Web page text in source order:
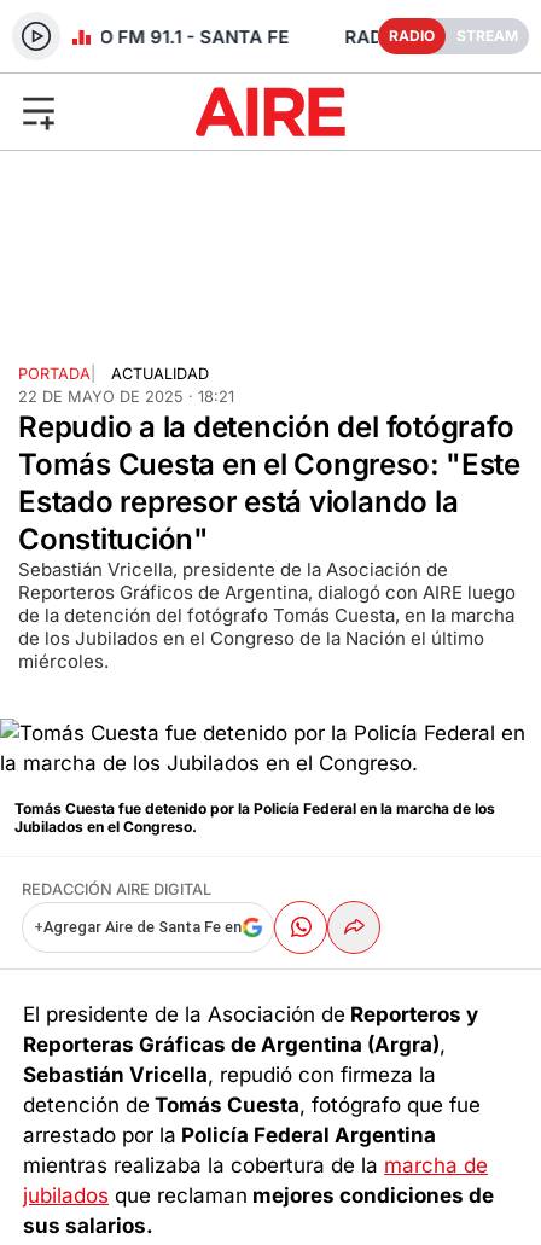
EN VIVO FM 91.1 - SANTA FE RADIO STREAM
PORTADA
ACTUALIDAD
22 DE MAYO DE 2025 · 18:21
Repudio a la detención del fotógrafo
Tomás Cuesta en el Congreso: "Este
Estado represor está violando la
Constitución"
Sebastián Vricella, presidente de la Asociación de
Reporteros Gráficos de Argentina, dialogó con AIRE luego
de la detención del fotógrafo Tomás Cuesta, en la marcha
de los Jubilados en el Congreso de la Nación el último
miércoles.
Tomás Cuesta fue detenido por la Policía Federal en la marcha de los
Jubilados en el Congreso.
REDACCIÓN AIRE DIGITAL
+Agregar Aire de Santa Fe en
El presidente de la Asociación de Reporteros y
Reporteras Gráficas de Argentina (Argra),
Sebastián Vricella, repudió con firmeza la
detención de Tomás Cuesta, fotógrafo que fue
arrestado por la Policía Federal Argentina
mientras realizaba la cobertura de la marcha de
jubilados que reclaman mejores condiciones de
sus salarios.